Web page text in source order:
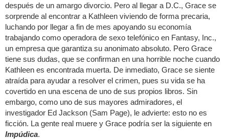
después de un amargo divorcio. Pero al llegar a D.C., Grace se
sorprende al encontrar a Kathleen viviendo de forma precaria,
luchando por llegar a fin de mes apoyando su economía
trabajando como operadora de sexo telefónico en Fantasy, Inc.,
un empresa que garantiza su anonimato absoluto. Pero Grace
tiene sus dudas, que se confirman en una horrible noche cuando
Kathleen es encontrada muerta. De inmediato, Grace se siente
atraída para ayudar a resolver el crimen, pues su vida se ha
covertido en una escena de uno de sus propios libros. Sin
embargo, como uno de sus mayores admiradores, el
investigador Ed Jackson (Sam Page), le advierte: esto no es
ficción. La gente real muere y Grace podría ser la siguiente en
Impúdica.